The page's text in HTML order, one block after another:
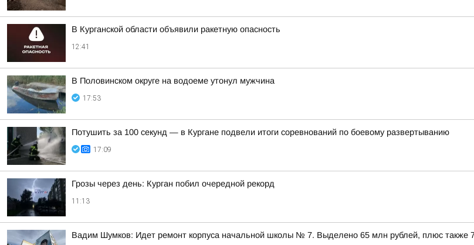
В Курганской области объявили ракетную опасность
12:41
В Половинском округе на водоеме утонул мужчина
17:53
Потушить за 100 секунд — в Кургане подвели итоги соревнований по боевому развертыванию
17:09
Грозы через день: Курган побил очередной рекорд
11:13
Вадим Шумков: Идет ремонт корпуса начальной школы № 7. Выделено 65 млн рублей, плюс также